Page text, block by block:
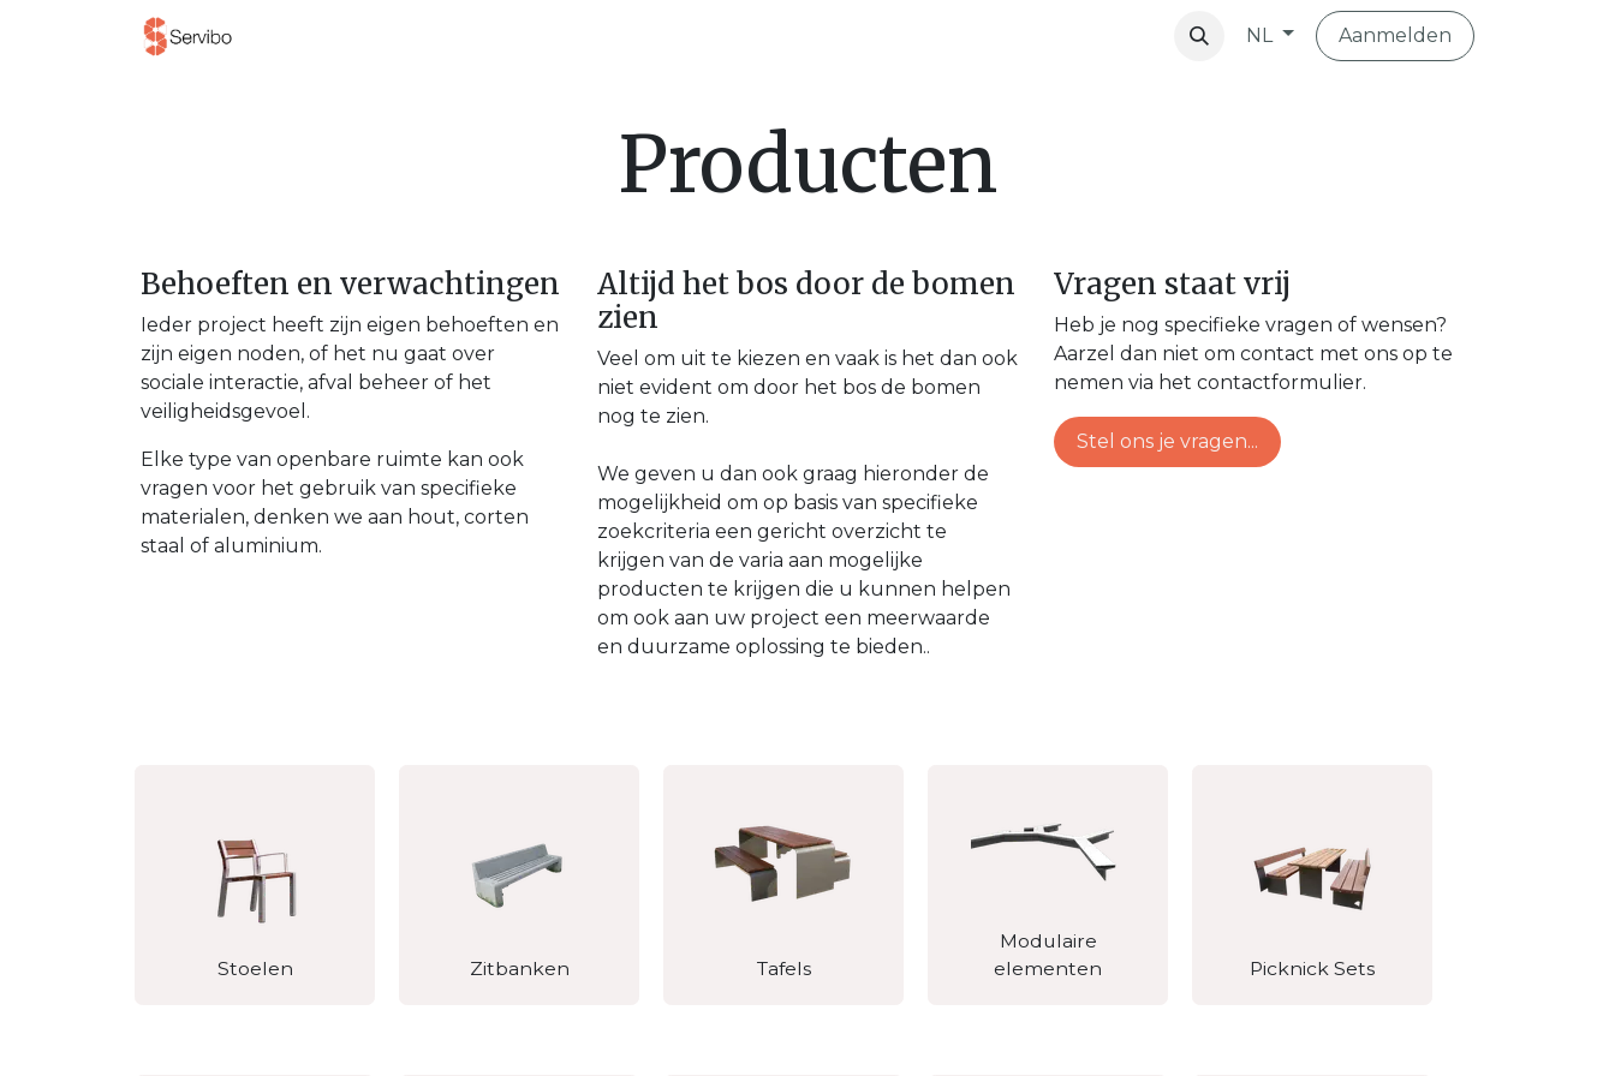
NL Aanmelden
Producten
Behoeften en verwachtingen
Ieder project heeft zijn eigen behoeften en
zijn eigen noden, of het nu gaat over
sociale interactie, afval beheer of het
veiligheidsgevoel.
Elke type van openbare ruimte kan ook
vragen voor het gebruik van specifieke
materialen, denken we aan hout, corten
staal of aluminium.
Altijd het bos door de bomen
zien
Veel om uit te kiezen en vaak is het dan ook
niet evident om door het bos de bomen
nog te zien.
We geven u dan ook graag hieronder de
mogelijkheid om op basis van specifieke
zoekcriteria een gericht overzicht te
krijgen van de varia aan mogelijke
producten te krijgen die u kunnen helpen
om ook aan uw project een meerwaarde
en duurzame oplossing te bieden..
Vragen staat vrij
Heb je nog specifieke vragen of wensen?
Aarzel dan niet om contact met ons op te
nemen via het contactformulier.
Stel ons je vragen...
Stoelen Zitbanken Tafels
Modulaire
elementen
Picknick Sets